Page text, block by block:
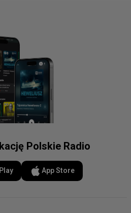
Polskie Radio
App Store